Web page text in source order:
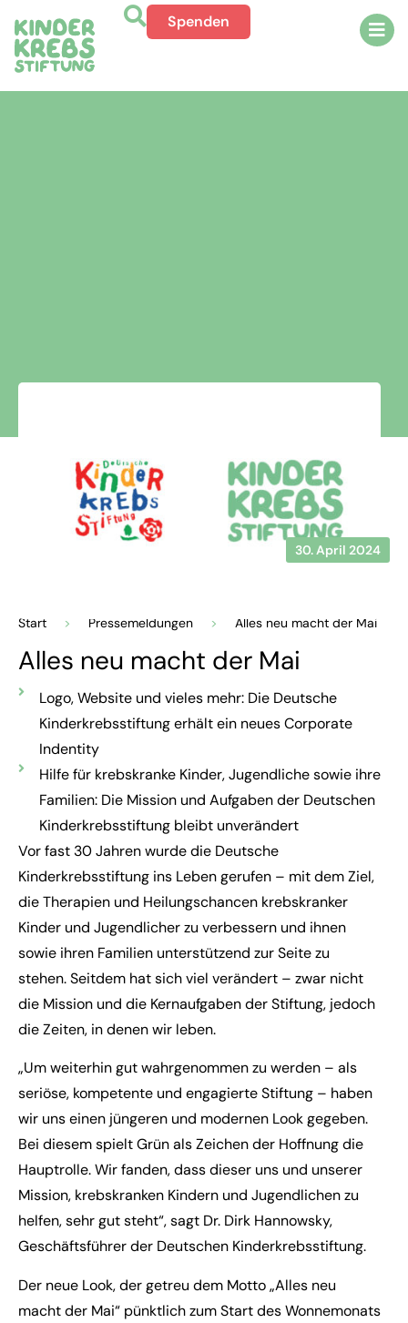
Spenden
30. April 2024
Start > Pressemeldungen > Alles neu macht der Mai
Alles neu macht der Mai
Logo, Website und vieles mehr: Die Deutsche
Kinderkrebsstiftung erhält ein neues Corporate
Indentity
Hilfe für krebskranke Kinder, Jugendliche sowie ihre
Familien: Die Mission und Aufgaben der Deutschen
Kinderkrebsstiftung bleibt unverändert
Vor fast 30 Jahren wurde die Deutsche
Kinderkrebsstiftung ins Leben gerufen – mit dem Ziel,
die Therapien und Heilungschancen krebskranker
Kinder und Jugendlicher zu verbessern und ihnen
sowie ihren Familien unterstützend zur Seite zu
stehen. Seitdem hat sich viel verändert – zwar nicht
die Mission und die Kernaufgaben der Stiftung, jedoch
die Zeiten, in denen wir leben.
„Um weiterhin gut wahrgenommen zu werden – als
seriöse, kompetente und engagierte Stiftung – haben
wir uns einen jüngeren und modernen Look gegeben.
Bei diesem spielt Grün als Zeichen der Hoffnung die
Hauptrolle. Wir fanden, dass dieser uns und unserer
Mission, krebskranken Kindern und Jugendlichen zu
helfen, sehr gut steht“, sagt Dr. Dirk Hannowsky,
Geschäftsführer der Deutschen Kinderkrebsstiftung.
Der neue Look, der getreu dem Motto „Alles neu
macht der Mai“ pünktlich zum Start des Wonnemonats